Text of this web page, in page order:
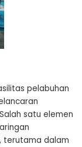
pelabuhan
satu elemen
terutama dalam